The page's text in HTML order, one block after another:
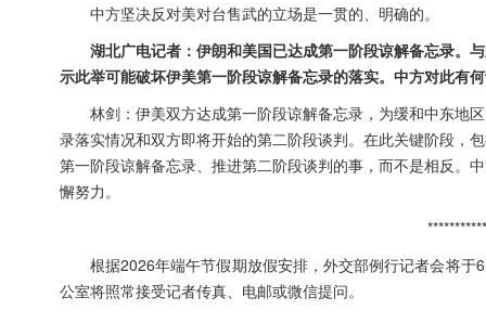
中方坚决反对美对台售武的立场是一贯的、明确的。
湖北广电记者：伊朗和美国已达成第一阶段谅解备忘录。
示此举可能破坏伊美第一阶段谅解备忘录的落实。中方对此有
林剑：伊美双方达成第一阶段谅解备忘录，为缓和中东地
录落实情况和双方即将开始的第二阶段谈判。在此关键阶段，
第一阶段谅解备忘录、推进第二阶段谈判的事，而不是相反。
懈努力。
根据2026年端午节假期放假安排，外交部例行记者会将
公室将照常接受记者传真、电邮或微信提问。